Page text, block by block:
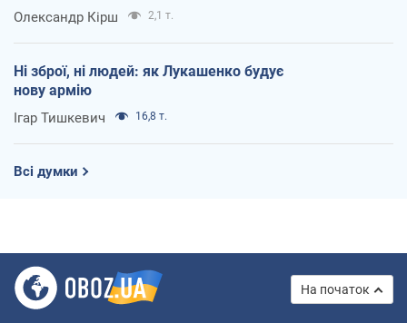
Олександр Кірш 2,1 т.
Ні зброї, ні людей: як Лукашенко будує
нову армію
Ігар Тишкевич 16,8 т.
Всі думки
На початок